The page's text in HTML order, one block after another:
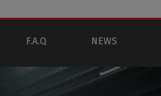
F.A.Q NEWS